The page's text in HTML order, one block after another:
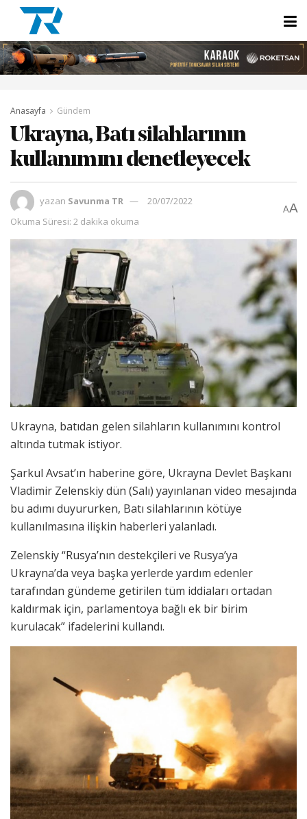
Anasayfa Gündem
Ukrayna, Batı silahlarının
kullanımını denetleyecek
yazan Savunma TR
20/07/2022
Okuma Süresi: 2 dakika okuma
AA
Ukrayna, batıdan gelen silahların kullanımını kontrol
altında tutmak istiyor.
Şarkul Avsat’ın haberine göre, Ukrayna Devlet Başkanı
Vladimir Zelenskiy dün (Salı) yayınlanan video mesajında
bu adımı duyururken, Batı silahlarının kötüye
kullanılmasına ilişkin haberleri yalanladı.
Zelenskiy “Rusya’nın destekçileri ve Rusya’ya
Ukrayna’da veya başka yerlerde yardım edenler
tarafından gündeme getirilen tüm iddiaları ortadan
kaldırmak için, parlamentoya bağlı ek bir birim
kurulacak” ifadelerini kullandı.